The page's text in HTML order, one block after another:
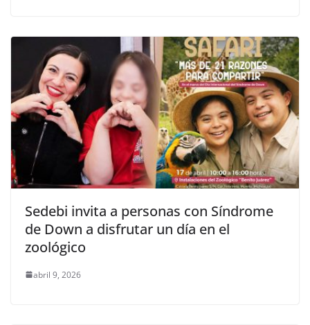
Sedebi invita a personas con Síndrome
de Down a disfrutar un día en el
zoológico
abril 9, 2026